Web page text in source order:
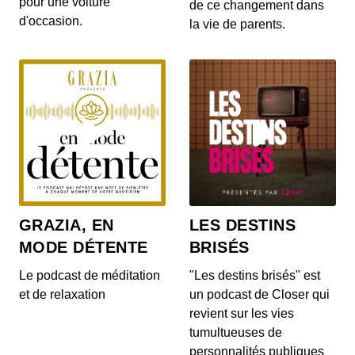
Le Range Rover et le Range Rover Sport s’offrent
quelques nouveautés ! On en parle dans...
S12E140: L'actu auto du 17 juillet 2020
00:04:05 - IL Y A 6 ANS
Au menu de ce vendredi 17 juillet : la découverte
du Cupra Formentor, la présentation de...
S12E139: L'actu auto du 16 juillet 2020
00:03:46 - IL Y A 6 ANS
Au menu du JT du jour : la Mercedes-AMG GT
Black Series, la Porsche 911 Turbo et le Ford...
d'occasion.
de ce changement dans
la vie de parents.
GRAZIA, EN
MODE DÉTENTE
Le podcast de méditation
et de relaxation
LES DESTINS
BRISÉS
"Les destins brisés" est
un podcast de Closer qui
revient sur les vies
tumultueuses de
personnalités publiques